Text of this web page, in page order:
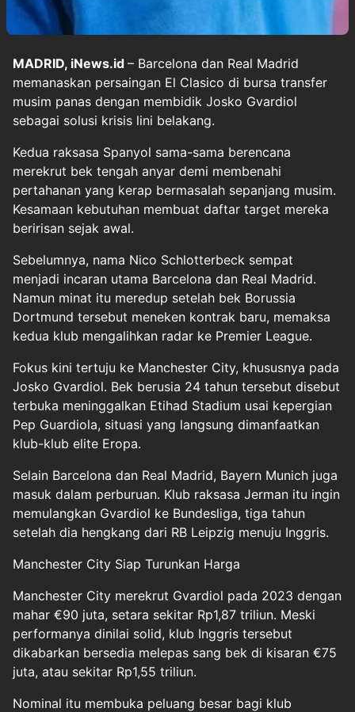
MADRID, iNews.id – Barcelona dan Real Madrid
memanaskan persaingan El Clasico di bursa transfer
musim panas dengan membidik Josko Gvardiol
sebagai solusi krisis lini belakang.
Kedua raksasa Spanyol sama-sama berencana
merekrut bek tengah anyar demi membenahi
pertahanan yang kerap bermasalah sepanjang musim.
Kesamaan kebutuhan membuat daftar target mereka
beririsan sejak awal.
Sebelumnya, nama Nico Schlotterbeck sempat
menjadi incaran utama Barcelona dan Real Madrid.
Namun minat itu meredup setelah bek Borussia
Dortmund tersebut meneken kontrak baru, memaksa
kedua klub mengalihkan radar ke Premier League.
Fokus kini tertuju ke Manchester City, khususnya pada
Josko Gvardiol. Bek berusia 24 tahun tersebut disebut
terbuka meninggalkan Etihad Stadium usai kepergian
Pep Guardiola, situasi yang langsung dimanfaatkan
klub-klub elite Eropa.
Selain Barcelona dan Real Madrid, Bayern Munich juga
masuk dalam perburuan. Klub raksasa Jerman itu ingin
memulangkan Gvardiol ke Bundesliga, tiga tahun
setelah dia hengkang dari RB Leipzig menuju Inggris.
Manchester City Siap Turunkan Harga
Manchester City merekrut Gvardiol pada 2023 dengan
mahar €90 juta, setara sekitar Rp1,87 triliun. Meski
performanya dinilai solid, klub Inggris tersebut
dikabarkan bersedia melepas sang bek di kisaran €75
juta, atau sekitar Rp1,55 triliun.
Nominal itu membuka peluang besar bagi klub